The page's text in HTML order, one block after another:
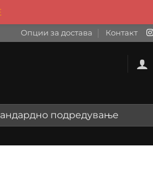
Опции за достава Контакт